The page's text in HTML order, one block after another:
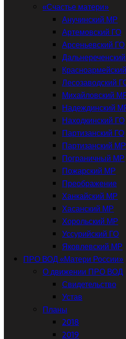
«Счастье матери»
Анучинский МР
Артемовский ГО
Арсеньевский ГО
Лесозаводский
Михайловский
Надеждинский
Находкинский ГО
Партизанский ГО
Партизанский МР
Пограничный МР
Пожарский МР
Преображение
Ханкайский МР
Хасанский МР
Хорольский МР
Уссурийский ГО
Яковлевский МР
ПРО ВОД «Матери России»
О движении ПРО ВОД
Свидетельство
Устав
Планы
2018
2019